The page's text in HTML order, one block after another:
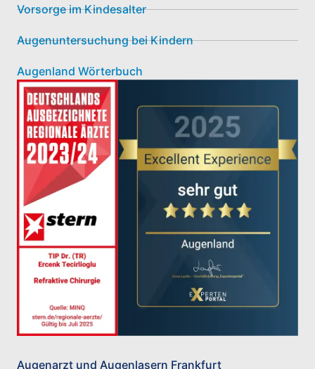
Vorsorge im Kindesalter
Augenuntersuchung bei Kindern
Augenland Wörterbuch
Augenarzt und Augenlasern Frankfurt